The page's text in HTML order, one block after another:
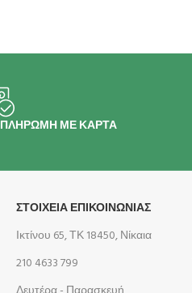
ΠΛΗΡΩΜΗ ΜΕ ΚΑΡΤΑ
ΣΤΟΙΧΕΙΑ ΕΠΙΚΟΙΝΩΝΙΑΣ
Ικτίνου 65, ΤΚ 18450, Νίκαια
210 4633 799